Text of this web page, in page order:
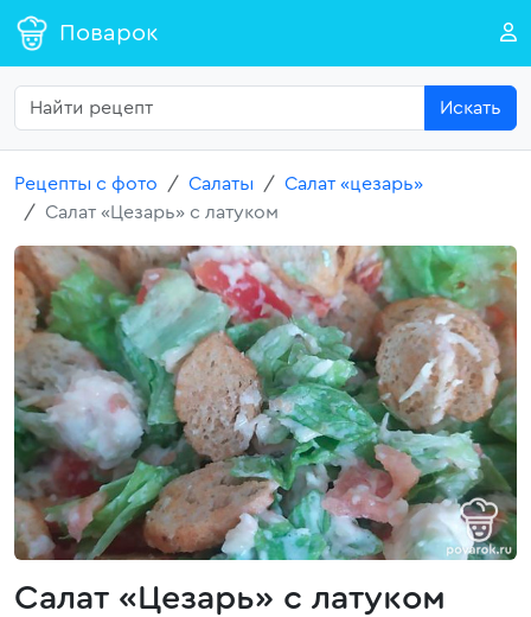
Поварок
Искать
Рецепты с фото Салаты
Салат «цезарь»
Салат «Цезарь» с латуком
Салат «Цезарь» с латуком